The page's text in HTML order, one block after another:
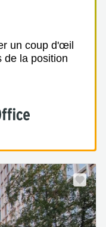
un coup d'œil
de la position